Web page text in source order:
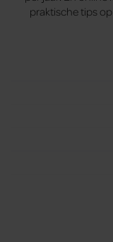
praktische tips